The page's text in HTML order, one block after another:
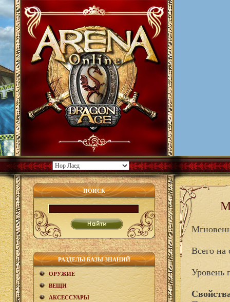
ПОИСК
РАЗДЕЛЫ БАЗЫ ЗНАНИЙ
ОРУЖИЕ
ВЕЩИ
АКCЕСCУАРЫ
Всего на
Уровень